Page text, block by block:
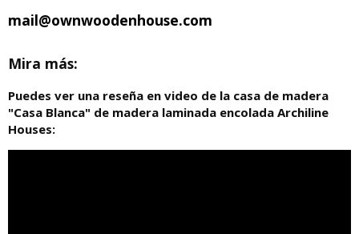
mail@ownwoodenhouse.com
Mira más:
Puedes ver una reseña en video de la casa de madera
"Casa Blanca" de madera laminada encolada Archiline
Houses: